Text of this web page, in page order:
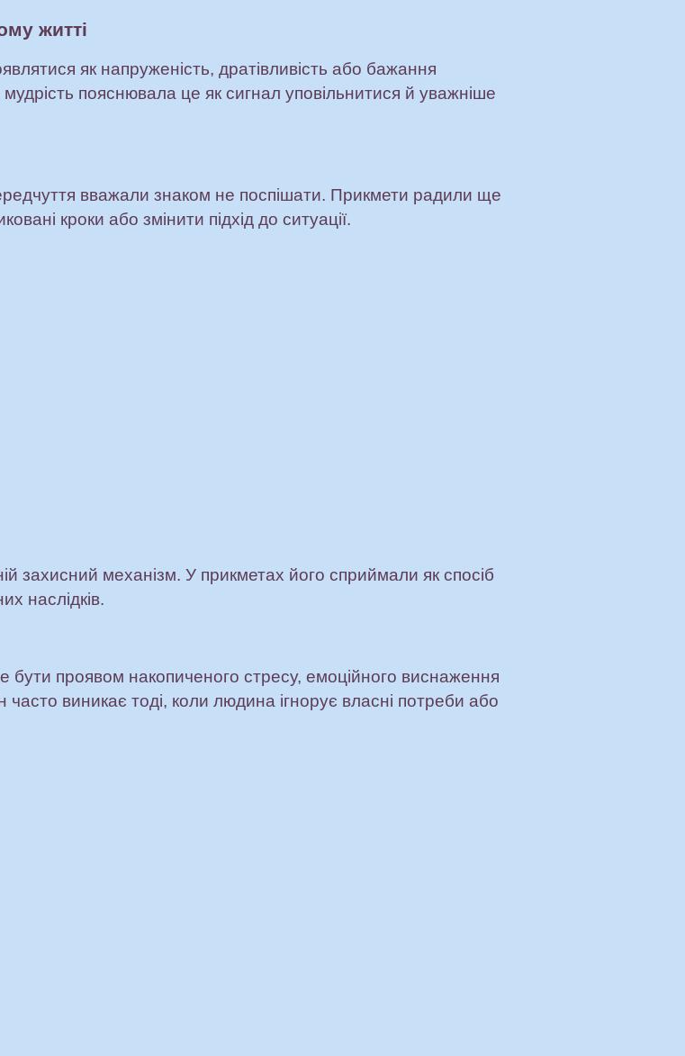
житті
як напруженість, дратівливість або бажання
пояснювала це як сигнал уповільнитися й уважніше
вважали знаком не поспішати. Прикмети радили ще
кроки або змінити підхід до ситуації.
захисний механізм. У прикметах його сприймали як спосіб
наслідків.
бути проявом накопиченого стресу, емоційного виснаження
часто виникає тоді, коли людина ігнорує власні потреби або